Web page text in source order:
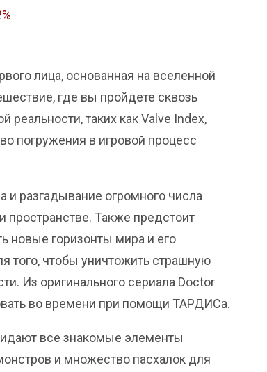
лица, основанная на вселенной
где вы пройдете сквозь
таких как Valve Index,
погружения в игровой процесс
разгадывание огромного числа
Также предстоит
новые горизонты мира и его
того, чтобы уничтожить страшную
Из оригинального сериала Doctor
во времени при помощи ТАРДИСа.
все знакомые элементы
и множество пасхалок для